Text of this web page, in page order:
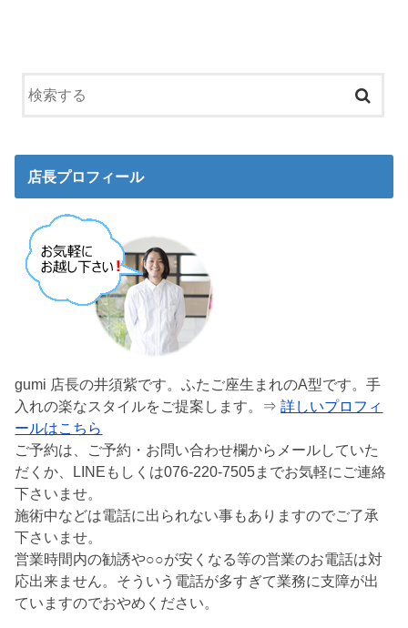
店長プロフィール
gumi 店長の井須紫です。ふたご座生まれのA型です。手
入れの楽なスタイルをご提案します。⇒詳しいプロフィ
ールはこちら
ご予約は、ご予約・お問い合わせ欄からメールしていた
だくか、LINEもしくは076-220-7505までお気軽にご連絡
下さいませ。
施術中などは電話に出られない事もありますのでご了承
下さいませ。
営業時間内の勧誘や○○が安くなる等の営業のお電話は対
応出来ません。そういう電話が多すぎて業務に支障が出
ていますのでおやめください。